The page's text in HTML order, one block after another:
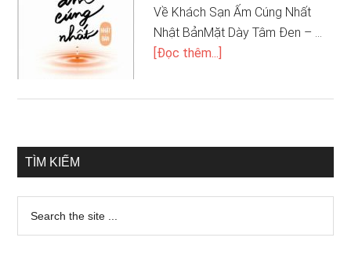
Về Khách Sạn Ấm Cúng Nhất
Nhật BảnMặt Dày Tâm Đen – …
[Đọc thêm...]
TÌM KIẾM